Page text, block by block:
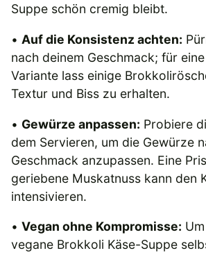
Suppe schön cremig bleibt.
• Auf die Konsistenz achten:
nach deinem Geschmack; für
Variante lass einige
Textur und Biss zu erhalten.
• Gewürze anpassen: Probiere
dem Servieren, um die Gewürze
Geschmack anzupassen. Eine
geriebene Muskatnuss kann den
intensivieren.
• Vegan ohne Kompromisse:
vegane Brokkoli Käse-Suppe